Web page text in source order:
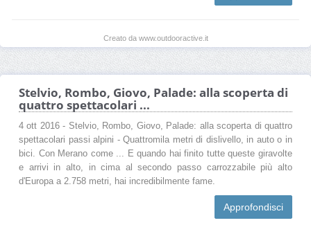
Creato da www.outdooractive.it
Stelvio, Rombo, Giovo, Palade: alla scoperta di
quattro spettacolari ...
4 ott 2016 - Stelvio, Rombo, Giovo, Palade: alla scoperta di quattro
spettacolari passi alpini - Quattromila metri di dislivello, in auto o in
bici. Con Merano come ... E quando hai finito tutte queste giravolte
e arrivi in alto, in cima al secondo passo carrozzabile più alto
d'Europa a 2.758 metri, hai incredibilmente fame.
Approfondisci